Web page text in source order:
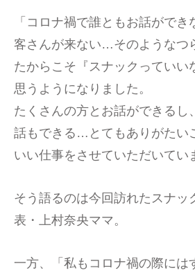
「コロナ禍で誰ともお話がで
客さんが来ない…そのようなつ
たからこそ『スナックっていい
思うようになりました。
たくさんの方とお話ができるし
話もできる…とてもありがたい
いい仕事をさせていただいてい
そう語るのは今回訪れたスナッ
表・上村奈央ママ。
一方、「私もコロナ禍の際には